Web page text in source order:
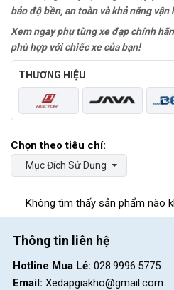
bảo độ bền, an toàn và khả năng
Xem ngay phụ tùng xe đạp chính
phù hợp với chiếc xe của bạn!
THƯƠNG HIỆU
Mục Đích Sử Dụng
Không tìm thấy sản phẩm nào
Thông tin liên hệ
Hotline Mua Lẻ: 028.9996.5775
Email: Xedapgiakho@gmail.com